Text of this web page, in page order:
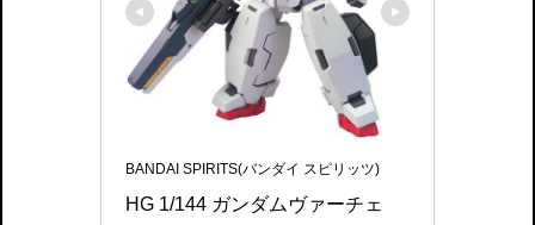
BANDAI SPIRITS(バンダイ スピリッツ)
HG 1/144 ガンダムヴァーチェ